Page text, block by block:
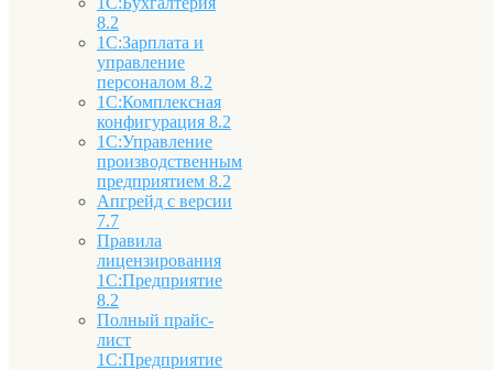
8.2
1С:Зарплата и
управление
персоналом 8.2
1С:Комплексная
конфигурация 8.2
1С:Управление
производственным
предприятием 8.2
Апгрейд с версии
7.7
Правила
лицензирования
1С:Предприятие
8.2
Полный прайс-
лист
1С:Предприятие